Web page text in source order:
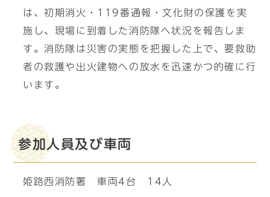
は、初期消火・119番通報・文化財の保護を実
施し、現場に到着した消防隊へ状況を報告しま
す。消防隊は災害の実態を把握した上で、要救助
者の救護や出火建物への放水を迅速かつ的確に行
います。
参加人員及び車両
姫路西消防署 車両4台 14人